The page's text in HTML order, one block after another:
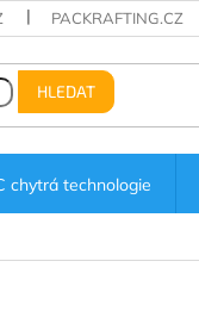
PACKRAFTING.CZ
HLEDAT
chytrá technologie